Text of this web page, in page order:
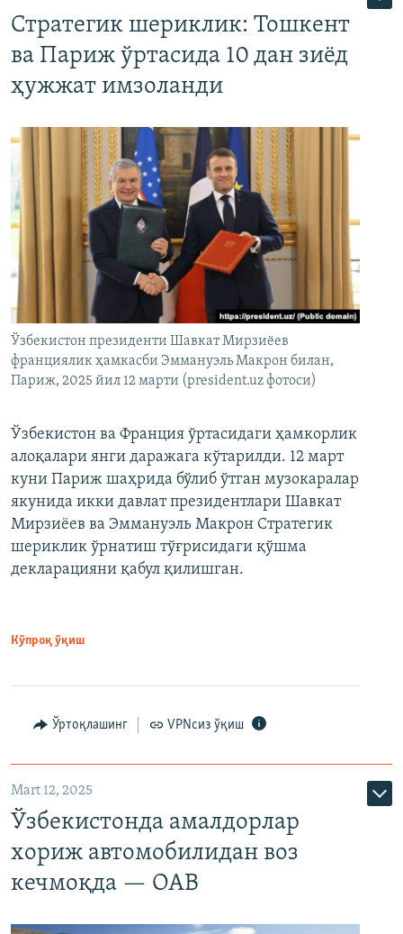
Стратегик шериклик: Тошкент
ва Париж ўртасида 10 дан зиёд
ҳужжат имзоланди
Ўзбекистон президенти Шавкат Мирзиёев
франциялик ҳамкасби Эммануэль Макрон билан,
Париж, 2025 йил 12 марти (president.uz фотоси)
Ўзбекистон ва Франция ўртасидаги ҳамкорлик
алоқалари янги даражага кўтарилди. 12 март
куни Париж шаҳрида бўлиб ўтган музокаралар
якунида икки давлат президентлари Шавкат
Мирзиёев ва Эммануэль Макрон Стратегик
шериклик ўрнатиш тўғрисидаги қўшма
декларацияни қабул қилишган.
Кўпроқ ўқиш
Ўртоқлашинг VPNсиз ўқиш
Mart 12, 2025
Ўзбекистонда амалдорлар
хориж автомобилидан воз
кечмоқда — ОАВ